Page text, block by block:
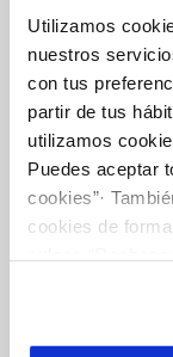
Utilizamos
nuestros
con tus
partir de tus
utilizamos
Puedes aceptar
cookies”·
cookies de
son
por tanto no se
FACTURAS,
CONTRATOS
MODIFICACIÓN DE
INCIDENCIAS
TODAS LAS
OTRAS GESTIONES